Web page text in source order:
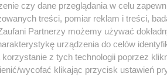
czy dane przeglądania w celu
treści, pomiar reklam i treści,
Partnerzy możemy używać
urządzenia do celów
z tych technologii poprzez
wycofać klikając przycisk ustawień